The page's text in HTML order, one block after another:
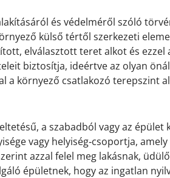
és védelméről szóló
külső tértől szerkezeti
elválasztott teret alkot és
biztosítja, ideértve az olyan
a környező csatlakozó terepszint
a szabadból vagy az
vagy helyiség‐csoportja, amely
azzal felel meg lakásnak,
épületnek, hogy az ingatlan